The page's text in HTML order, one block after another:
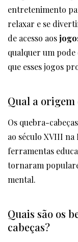
entretenimento
relaxar e se
de acesso aos
qualquer um
que esses jogos
Qual a origem
Os quebra-
ao século XVIII
ferramentas
tornaram
mental.
Quais são os
cabeças?